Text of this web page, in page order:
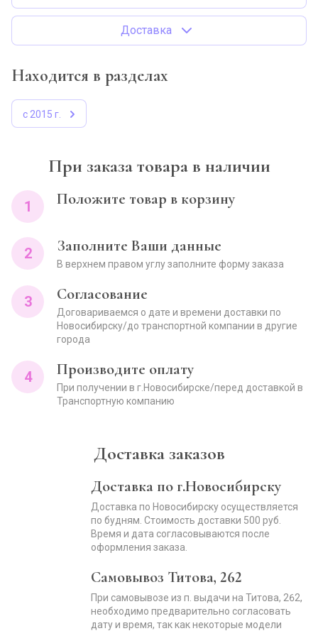
Доставка
Находится в разделах
с 2015 г.
При заказа товара в наличии
1 Положите товар в корзину
2 Заполните Ваши данные
В верхнем правом углу заполните форму заказа
3 Согласование
Договариваемся о дате и времени доставки по
Новосибирску/до транспортной компании в другие
города
4 Производите оплату
При получении в г.Новосибирске/перед доставкой в
Транспортную компанию
Доставка заказов
Доставка по г.Новосибирску
Доставка по Новосибирску осуществляется
по будням. Стоимость доставки 500 руб.
Время и дата согласовываются после
оформления заказа.
Самовывоз Титова, 262
При самовывозе из п. выдачи на Титова, 262,
необходимо предварительно согласовать
дату и время, так как некоторые модели